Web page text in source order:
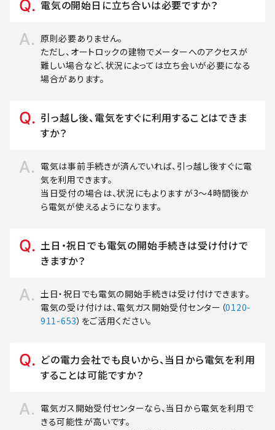
電気の開始日に立ち合いは必要ですか？
原則必要ありません。
ただし、オートロックの建物でメーターへのアクセスが
難しい場合など、状況によっては立ち会いが必要になる
場合があります。
引っ越し後、電気をすぐに利用することはできま
すか？
電気は事前手続きが済んでいれば、引っ越し後すぐに電
気を利用できます。
当日受付の場合は、状況にもよりますが3～4時間後か
ら電気が使えるようになります。
土日・祝日でも電気の開始手続きは受け付けで
きますか？
土日・祝日でも電気の開始手続きは受け付けできます。
電気の受け付けは、電気ガス開始受付センター（0120-
911-653）をご活用ください。
どの電力会社でも良いから、当日から電気を利用
することは可能ですか？
電気ガス開始受付センターなら、当日から電気を利用で
きる可能性が高いです。